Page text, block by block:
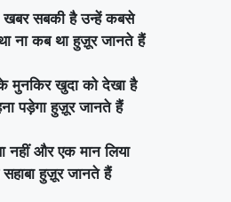
सबकी है उन्हें कबसे
ना कब था हुज़ूर जानते हैं
मुनकिर खुदा को देखा है
पड़ेगा हुज़ूर जानते हैं
नहीं और एक मान लिया
हुज़ूर जानते हैं